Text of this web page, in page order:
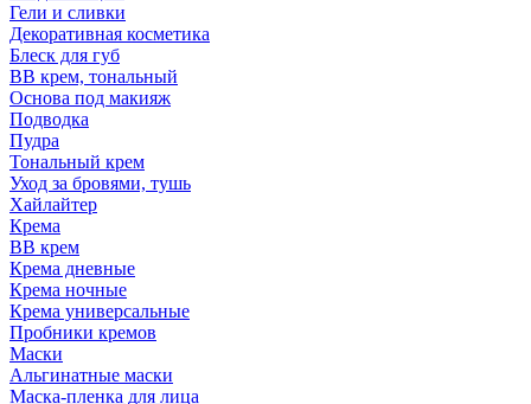
Гели и сливки
Декоративная косметика
Блеск для губ
ВВ крем, тональный
Основа под макияж
Подводка
Пудра
Тональный крем
Уход за бровями, тушь
Хайлайтер
Крема
ВВ крем
Крема дневные
Крема ночные
Крема универсальные
Пробники кремов
Маски
Альгинатные маски
Маска-пленка для лица